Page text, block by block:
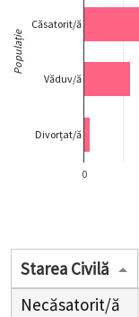
0
Căsatorit/ă
Văduv/ă
Divorțat/ă
Populație
Starea Civilă
Necăsatorit/ă